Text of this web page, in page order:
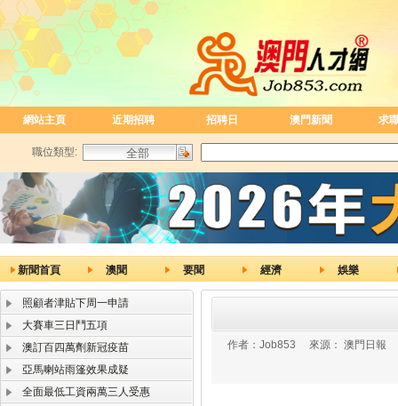
網站主頁 近期招聘 招聘日 澳門新聞 求
職位類型:
新聞首頁 澳聞 要聞 經濟 娛樂
照顧者津貼下周一申請
大賽車三日鬥五項
澳訂百四萬劑新冠疫苗
亞馬喇站雨篷效果成疑
全面最低工資兩萬三人受惠
作者： Job853 來源： 澳門日報